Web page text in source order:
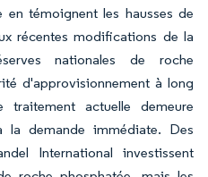
témoignent les hausses de
récentes modifications de la
nationales de roche
d'approvisionnement à long
actuelle demeure
la demande immédiate. Des
International investissent